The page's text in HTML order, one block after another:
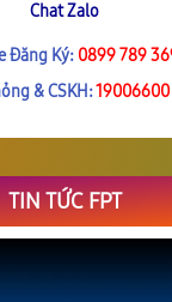
Chat Zalo
Đăng Ký: 0899 789
& CSKH:19006600
TIN TỨC FPT